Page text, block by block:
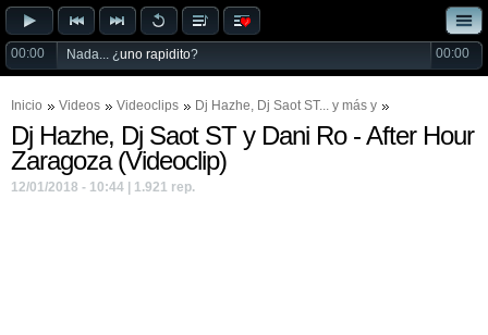
00:00 Nada... ¿uno rapidito? 00:00
Inicio Videos Videoclips Dj Hazhe, Dj Saot ST... y más y
Dj Hazhe, Dj Saot ST y Dani Ro - After Hour
Zaragoza (Videoclip)
12/01/2018 - 10:44 | 1.921 rep.